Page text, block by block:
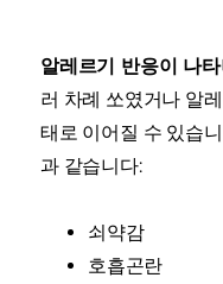
알레르기 반응이 나
러 차례 쏘였거나 알
태로 이어질 수 있습
과 같습니다:
쇠약감
호흡곤란